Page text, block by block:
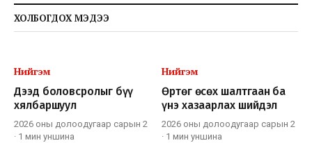
ХОЛБОГДОХ МЭДЭЭ
Нийгэм
Дээд боловсролыг бүү
хялбаршуул
2026 оны долоодугаар сарын 2
· 1 мин уншина
Нийгэм
Өртөг өсөх шалтгаан ба
үнэ хазаарлах шийдэл
2026 оны долоодугаар сарын 2
· 1 мин уншина